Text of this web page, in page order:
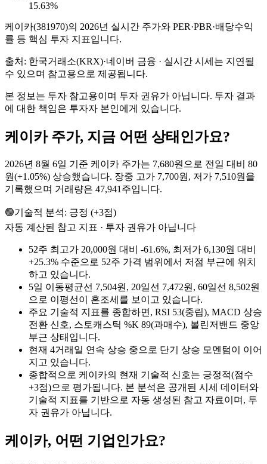
15.63%
케이카(381970)의 2026년 실시간 주가와 PER·PBR·배당수익
률 등 핵심 투자 지표입니다.
출처: 한국거래소(KRX)·네이버 금융 · 실시간 시세는 지연될
수 있으며 참고용으로 제공됩니다.
본 정보는 투자 참고용이며 투자 권유가 아닙니다. 투자 결과
에 대한 책임은 투자자 본인에게 있습니다.
케이카주가, 지금 어떤 상태인가요?
2026년 8월 6일 기준 케이카 주가는 7,680원으로 전일 대비 80
원(+1.05%) 상승했습니다. 장중 고가 7,700원, 저가 7,510원을
기록했으며 거래량은 47,941주입니다.
🟢기술적 분석: 긍정 (+3점)
자동 계산된 참고 지표 · 투자 권유가 아닙니다
52주 최고가 20,000원 대비 -61.6%, 최저가 6,130원 대비
+25.3% 수준으로 52주 가격 범위에서 저점 부근에 위치
하고 있습니다.
5일 이동평균선 7,504원, 20일선 7,472원, 60일선 8,502원
으로 이평선이 혼조세를 보이고 있습니다.
주요 기술적 지표를 종합하면, RSI 53(중립), MACD 상승
전환 신호, 스토캐스틱 %K 89(과매수), 볼린저밴드 중앙
부근 상태입니다.
현재 4거래일 연속 상승 중으로 단기 상승 모멘텀이 이어
지고 있습니다.
종합적으로 케이카의 현재 기술적 신호는 긍정적(점수
+3점)으로 평가됩니다. 본 분석은 공개된 시세 데이터와
기술적 지표를 기반으로 자동 생성된 참고 자료이며, 투
자 권유가 아닙니다.
케이카, 어떤 기업인가요?